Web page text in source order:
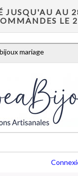
JUSQU'AU AU
LE
mariage